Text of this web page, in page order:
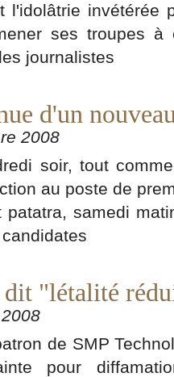
l'idolâtrie invétérée
ses troupes
journalistes
d'un
2008
soir, tout
au poste de
patatra, samedi
dit "létalité
de SMP
pour